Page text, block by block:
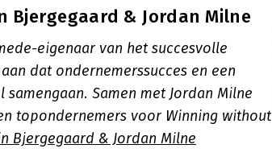
Bjergegaard & Jordan Milne
eigenaar van het succesvolle
dat ondernemerssucces en een
Samen met Jordan Milne
topondernemers voor Winning without
Bjergegaard & Jordan Milne